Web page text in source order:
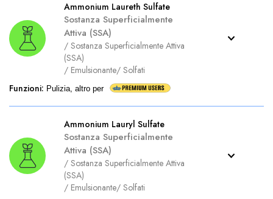
Ammonium Laureth Sulfate
Sostanza Superficialmente
Attiva (SSA)
/ Sostanza Superficialmente Attiva
(SSA)
/ Emulsionante/ Solfati
Funzioni: Pulizia, altro per
Ammonium Lauryl Sulfate
Sostanza Superficialmente
Attiva (SSA)
/ Sostanza Superficialmente Attiva
(SSA)
/ Emulsionante/ Solfati